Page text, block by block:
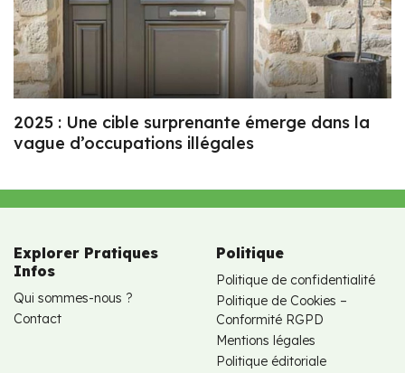
2025 : Une cible surprenante émerge dans la
vague d’occupations illégales
Explorer Pratiques
Infos
Qui sommes-nous ?
Contact
Politique
Politique de confidentialité
Politique de Cookies –
Conformité RGPD
Mentions légales
Politique éditoriale